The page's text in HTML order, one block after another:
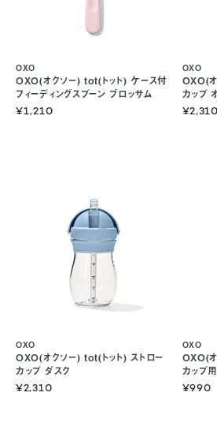
OXO(オクソー) tot(トット) ケース付
フィーディングスプーン ブロッサム
OXO
¥1,210
OXO(
カップ
OXO
¥2,310
OXO(オクソー) tot(トット) ストロー
カップ ダスク
OXO
¥2,310
OXO(
カップ
OXO
¥990